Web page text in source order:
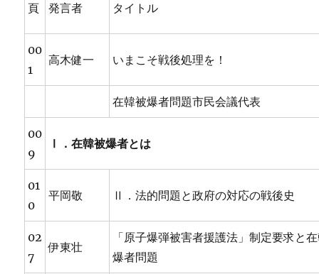
頁 発言者 タイトル
00
1
高木健一 いまこそ戦後処理を！
在韓被爆者問題市民会議代表
00
9
Ⅰ．在韓被爆者とは
01
0
平岡敬 Ⅱ．法的問題と政府の対応の戦後史
02
7
伊東壮
「原子爆弾被害者援護法」制定要求と
爆者問題